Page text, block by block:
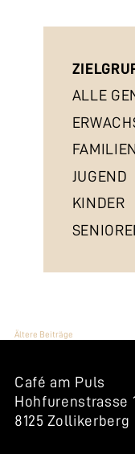
ALLE
FAMILIEN
JUGEND
KINDER
Ältere Beiträge
Café am Puls
Hohfurenstrasse 1
8125 Zollikerberg